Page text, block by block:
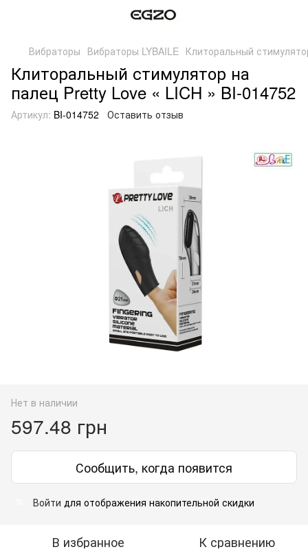
Вибраторы Вибраторы LYBAILE Клиторальный
Клиторальный стимулятор на
палец Pretty Love « LICH » BI-014752
Артикул: BI-014752 Оставить отзыв
Нет в наличии
597.48 грн
Сообщить, когда появится
Войти для отображения накопительной скидки
В избранное К сравнению